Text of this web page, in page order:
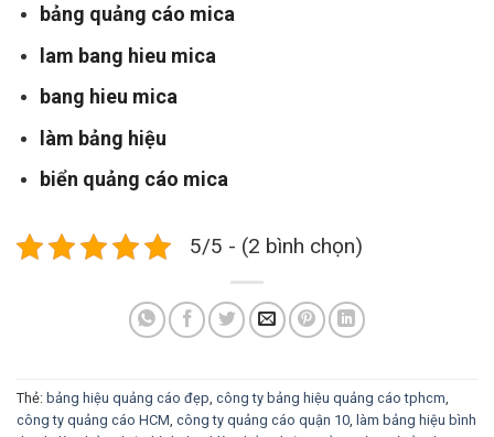
bảng quảng cáo mica
lam bang hieu mica
bang hieu mica
làm bảng hiệu
biển quảng cáo mica
5/5 - (2 bình chọn)
Thẻ: bảng hiệu quảng cáo đẹp công ty bảng hiệu quảng cáo tphcm
công ty quảng cáo HCM công ty quảng cáo quận 10
làm bảng hiệu bình